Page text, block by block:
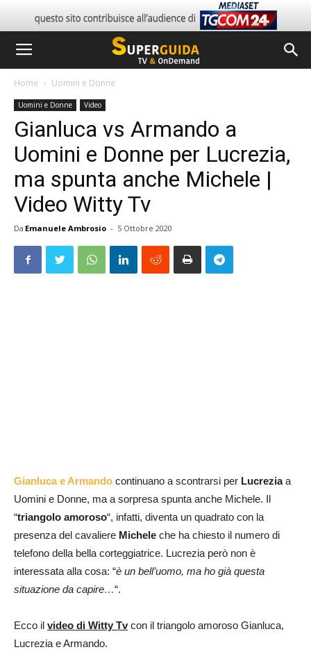
Home Uomini e Donne
Uomini e Donne Video
Gianluca vs Armando a
Uomini e Donne per Lucrezia,
ma spunta anche Michele |
Video Witty Tv
Da Emanuele Ambrosio - 5 Ottobre 2020
Gianluca e Armando continuano a scontrarsi per Lucreziaa
Uomini e Donne, ma a sorpresa spunta anche Michele. Il
“triangolo amoroso“, infatti, diventa un quadrato con la
presenza del cavaliere Michele che ha chiesto il numero di
telefono della bella corteggiatrice. Lucrezia però non è
interessata alla cosa: “è un bell’uomo, ma ho già questa
situazione da capire…“.
Ecco il video di Witty Tvcon il triangolo amoroso Gianluca,
Lucrezia e Armando.